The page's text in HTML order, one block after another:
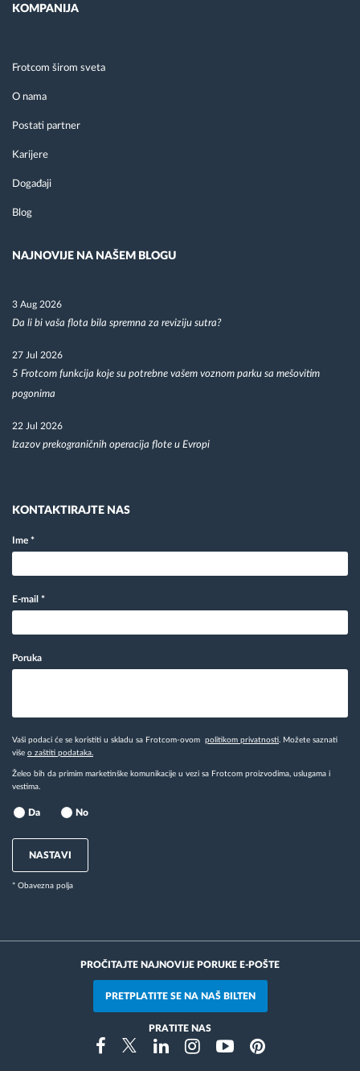
KOMPANIJA
Frotcom širom sveta
O nama
Postati partner
Karijere
Događaji
Blog
NAJNOVIJE NA NAŠEM BLOGU
3 Aug 2026
Da li bi vaša flota bila spremna za reviziju sutra?
27 Jul 2026
5 Frotcom funkcija koje su potrebne vašem voznom parku sa mešovitim
pogonima
22 Jul 2026
Izazov prekograničnih operacija flote u Evropi
KONTAKTIRAJTE NAS
Ime *
E-mail *
Poruka
Vaši podaci će se koristiti u skladu sa Frotcom-ovom politikom privatnosti . Možete saznati
više o zaštiti podataka.
Želeo bih da primim marketinške komunikacije u vezi sa Frotcom proizvodima, uslugama i
vestima.
Da No
NASTAVI
* Obavezna polja
PROČITAJTE NAJNOVIJE PORUKE E-POŠTE
PRETPLATITE SE NA NAŠ BILTEN
PRATITE NAS
FacebookTwitterLinkedinInstragramYoutubePinterest